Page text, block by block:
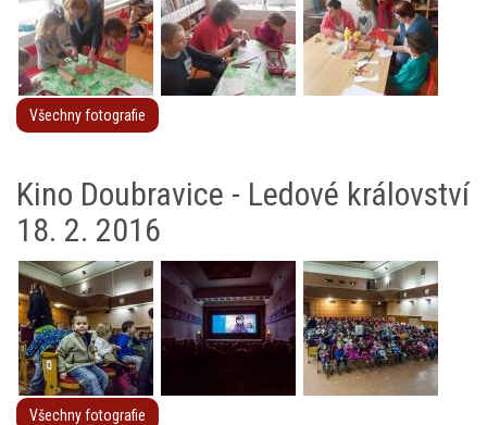
Všechny fotografie
Kino Doubravice - Ledové království
18. 2. 2016
Všechny fotografie